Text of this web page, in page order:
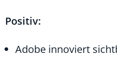
Positiv:
Adobe innoviert